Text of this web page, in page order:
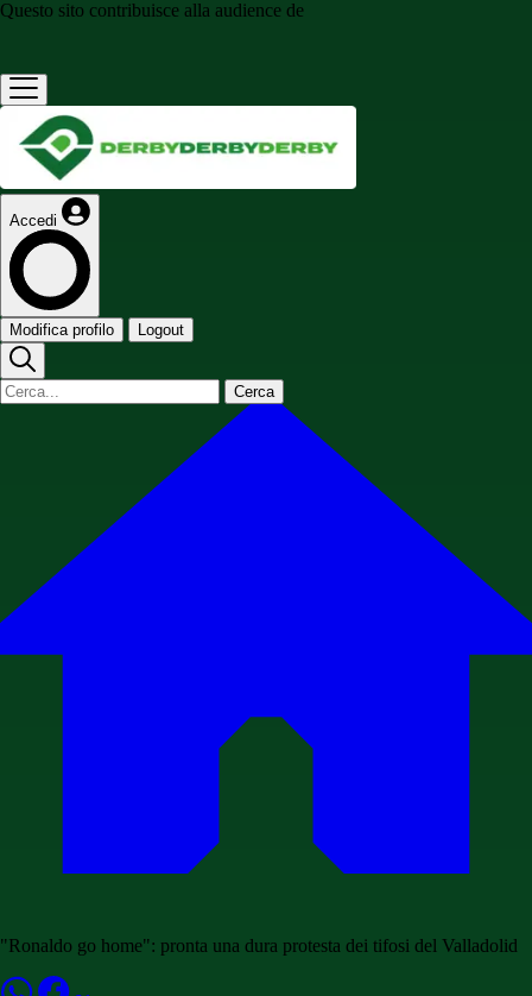
Questo sito contribuisce alla audience de
Accedi
Modifica profilo Logout
Cerca
"Ronaldo go home": pronta una dura protesta dei tifosi del Valladolid